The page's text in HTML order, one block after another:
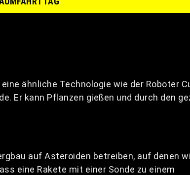
ähnliche Technologie wie der Roboter
Er kann Pflanzen gießen und durch den
auf Asteroiden betreiben, auf denen
eine Rakete mit einer Sonde zu einem